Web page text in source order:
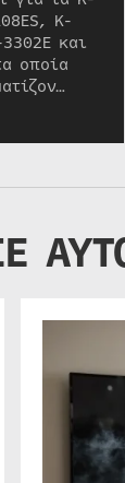
K-
και
οποία